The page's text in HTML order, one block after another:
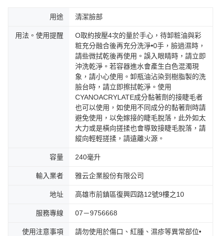
用途 清潔臉部
用法。使用提醒
O取約按壓4次的量於手心，待卸粧油與彩
粧充分融合後再充分洗淨•0手，臉過濕時，
請些微拭乾後再使用。誤入眼睛時，請立即
沖洗乾淨。若容器進水會產生白色混濁現
象，請小心使用。卸瓶油沾染到樹脂製的洗
臉台時，請立即擦拭乾淨。使用
CYANOACRYLATE成分黏著劑的接睫毛者
也可以使用，如使用不同成分的黏著劑時請
避免使用，以免嫁接的睫毛脫落，此外如太
大力或是橫向搓揉也會導致接睫毛脫落，請
縱向輕輕搓揉，請遠離火源。
容量 240毫升
輸入業者 雅云企業股份有限公司
地址 高雄市前鎮區復興四路12號9樓之10
服務專線 07－9756668
使用注意事項
請勿使用於傷口、紅腫、濕疹等異常部位•